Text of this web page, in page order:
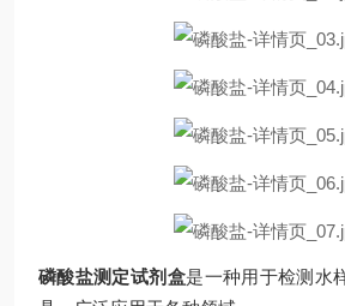
磷酸盐测定试剂盒是一种用于检测水